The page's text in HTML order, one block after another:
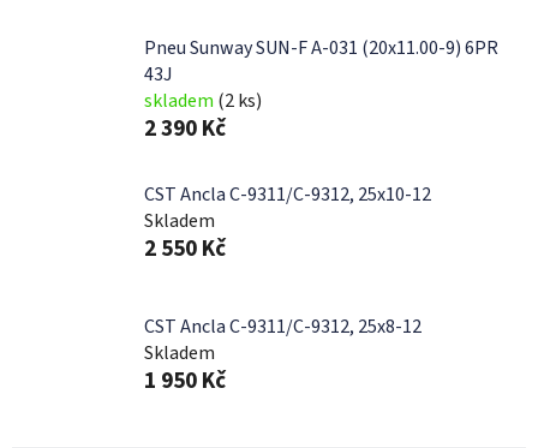
Pneu Sunway SUN-F A-031 (20x11.00-9) 6PR
43J
skladem (2 ks)
2 390 Kč
CST Ancla C-9311/C-9312, 25x10-12
Skladem
2 550 Kč
CST Ancla C-9311/C-9312, 25x8-12
Skladem
1 950 Kč